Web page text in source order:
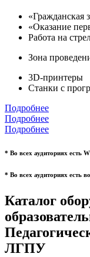
«Гражданская
«Оказание
Работа на
Зона
3D-принтеры
Станки с
Подробнее
Подробнее
Подробнее
* Во всех аудиториях есть
* Во всех аудиториях есть
Каталог
ЛГПУ